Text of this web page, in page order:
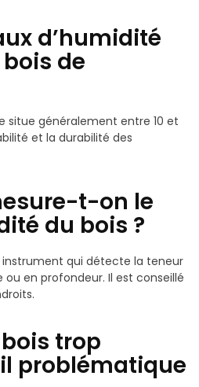
d’humidité
de
situe généralement entre 10 et
et la durabilité des
t-on le
du bois ?
qui détecte la teneur
en profondeur. Il est conseillé
trop
problématique